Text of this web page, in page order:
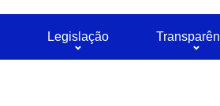
Legislação